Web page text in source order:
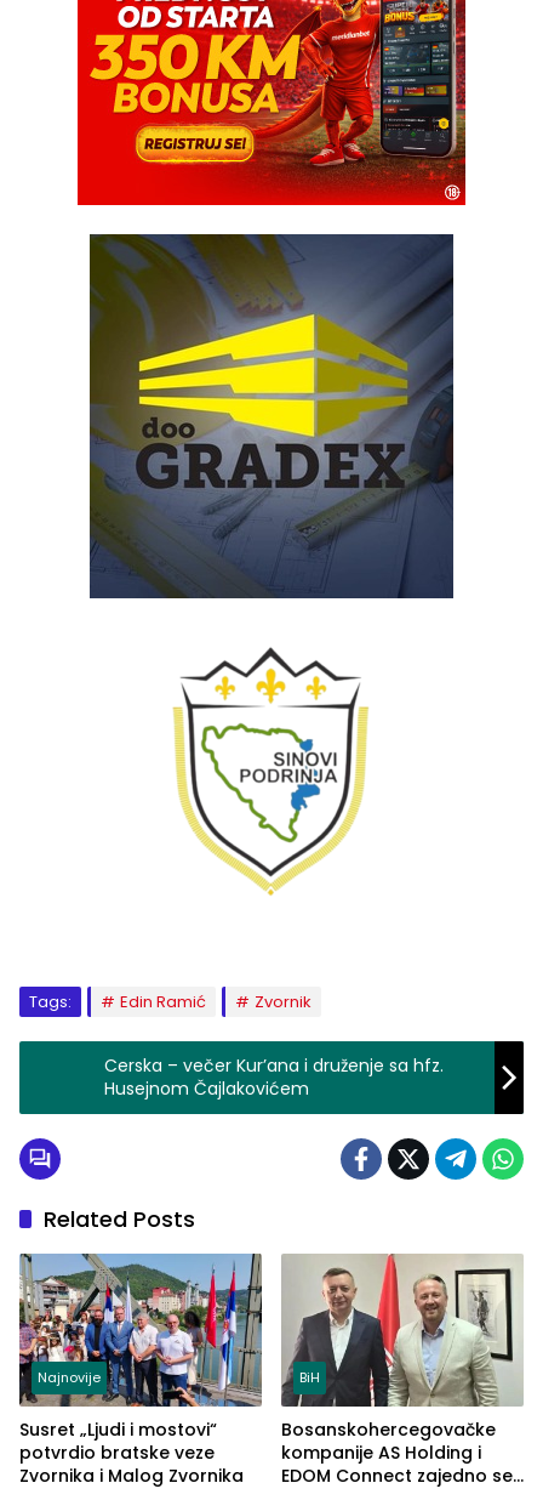
Tags: Edin Ramić Zvornik
Cerska – večer Kur’ana i druženje sa hfz.
Husejnom Čajlakovićem
Related Posts
Najnovije
Susret „Ljudi i mostovi“
potvrdio bratske veze
Zvornika i Malog Zvornika
BiH
Bosanskohercegovačke
kompanije AS Holding i
EDOM Connect zajedno se